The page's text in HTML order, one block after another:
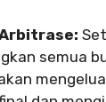
semua